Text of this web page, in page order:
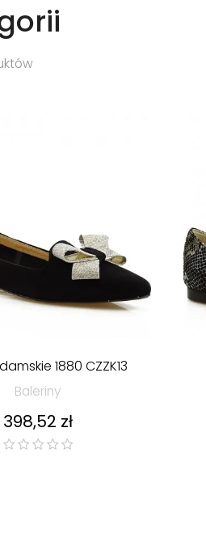
1880 CZZK13
Baleriny
Cena
398,52 zł